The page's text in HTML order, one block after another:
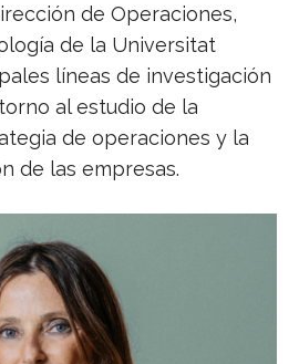
de Operaciones,
de la Universitat
líneas de investigación
al estudio de la
de operaciones y la
de las empresas.